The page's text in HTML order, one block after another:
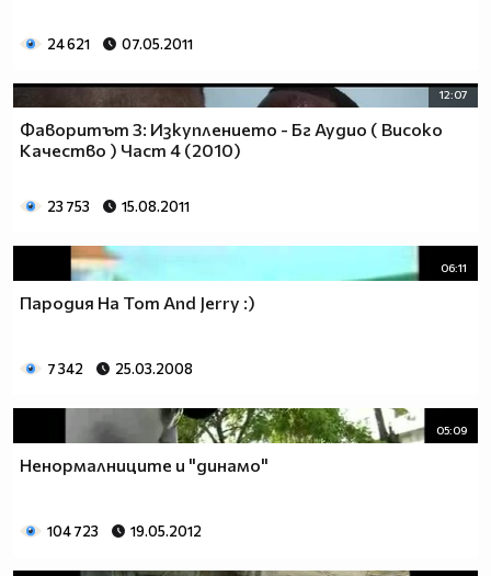
24 621 07.05.2011
12:07
Фаворитът 3: Изкуплението - Бг Аудио ( Високо
Качество ) Част 4 (2010)
23 753 15.08.2011
06:11
Пародия На Tom And Jerry :)
7 342 25.03.2008
05:09
Ненормалниците и "динамо"
104 723 19.05.2012